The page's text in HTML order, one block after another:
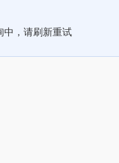
中，请刷新重试